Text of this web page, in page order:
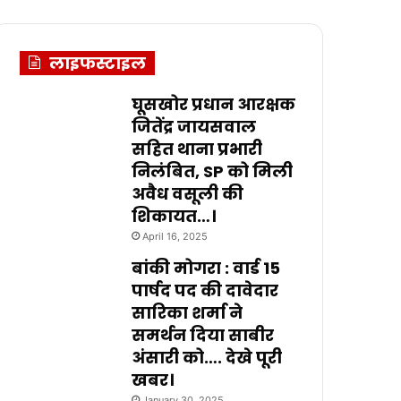
लाइफस्टाइल
घूसखोर प्रधान आरक्षक
जितेंद्र जायसवाल
सहित थाना प्रभारी
निलंबित, SP को मिली
अवैध वसूली की
शिकायत…।
April 16, 2025
बांकी मोगरा : वार्ड 15
पार्षद पद की दावेदार
सारिका शर्मा ने
समर्थन दिया साबीर
अंसारी को…. देखे पूरी
खबर।